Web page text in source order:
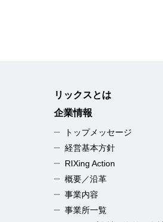
リックスとは
企業情報
トップメッセージ
経営基本方針
RIXing Action
概要／沿革
事業内容
事業所一覧